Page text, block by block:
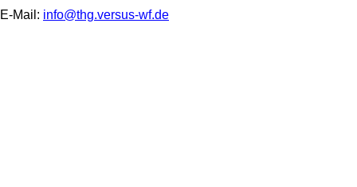
E-Mail: info@thg.versus-wf.de